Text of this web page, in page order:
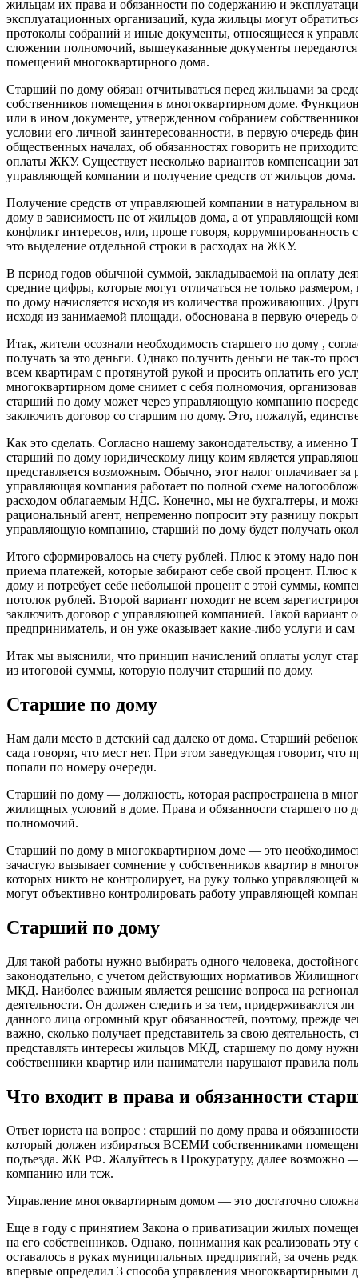
жильцам их права и обязанности по содержанию и
эксплуатационных организаций, куда жильцы могут
протоколы собраний и иные документы, относящиеся к
сложении полномочий, вышеуказанные документы
помещений многоквартирного дома.
Старший по дому обязан отчитываться перед жильцами за
собственников помещения в многоквартирном доме.
или в ином документе, утвержденном собранием
условии его личной заинтересованности, в первую очередь
общественных началах, об обязанностях говорить не
оплаты ЖКУ. Существует несколько вариантов компенсации
управляющей компании и получение средств от жильцов дома.
Получение средств от управляющей компании в натуральном
дому в зависимость не от жильцов дома, а от управляющей
конфликт интересов, или, проще говоря,
это выделение отдельной строки в расходах на ЖКУ.
В период годов обычной суммой, закладываемой на оплату
средние цифры, которые могут отличаться не только
по дому начисляется исходя из количества проживающих.
исходя из занимаемой площади, обоснована в первую
Итак, жители осознали необходимость старшего по дому ,
получать за это деньги. Однако получить деньги не так-то
всем квартирам с протянутой рукой и просить оплатить его
многоквартирном доме снимет с себя полномочия,
старший по дому может через управляющую компанию
заключить договор со старшим по дому. Это, пожалуй,
Как это сделать. Согласно нашему законодательству, а
старший по дому юридическому лицу коим является
представляется возможным. Обычно, этот налог оплачивает
управляющая компания работает по полной схеме
расходом облагаемым НДС. Конечно, мы не бухгалтеры, и
рациональный агент, непременно попросит эту разницу
управляющую компанию, старший по дому будет получать
Итого сформировалось на счету рублей. Плюс к этому надо
приема платежей, которые забирают себе свой процент. Плюс
дому и потребует себе небольшой процент с этой суммы,
потолок рублей. Второй вариант походит не всем
заключить договор с управляющей компанией. Такой
предприниматель, и он уже оказывает какие-либо услуги и сам
Итак мы выяснили, что принцип начислений оплаты услуг
из итоговой суммы, которую получит старший по дому.
Старшие по дому
Нам дали место в детский сад далеко от дома. Старший
сада говорят, что мест нет. При этом заведующая говорит,
попали по номеру очереди.
Старший по дому — должность, которая распространена в
жилищных условий в доме. Права и обязанности старшего по
полномочий.
Старший по дому в многоквартирном доме — это
зачастую вызывает сомнение у собственников квартир в
которых никто не контролирует, на руку только
могут объективно контролировать работу управляющей
Старший по дому
Для такой работы нужно выбирать одного человека,
законодательно, с учетом действующих нормативов
МКД. Наиболее важным является решение вопроса на
деятельности. Он должен следить и за тем, придерживаются
данного лица огромный круг обязанностей, поэтому, прежде
важно, сколько получает представитель за свою
представлять интересы жильцов МКД, старшему по дому
собственники квартир или наниматели нарушают правила
Что входит в права и обязанности
Ответ юриста на вопрос : старший по дому права и
который должен избираться ВСЕМИ собственниками
подъезда. ЖК РФ. Жалуйтесь в Прокуратуру, далее
компанию или тсж.
Управление многоквартирным домом — это достаточно
Еще в году с принятием Закона о приватизации жилых
на его собственников. Однако, понимания как реализовать
оставалось в руках муниципальных предприятий, за очень
впервые определил 3 способа управления многоквартирными